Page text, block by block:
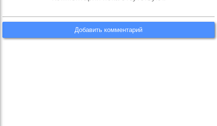
Добавить комментарий